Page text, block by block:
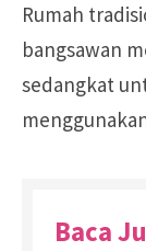
Rumah
bangsawan
sedangkat
Baca